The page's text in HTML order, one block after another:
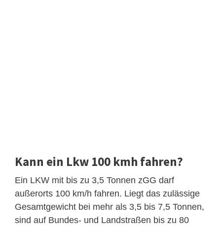
Kann ein Lkw 100 kmh fahren?
Ein LKW mit bis zu 3,5 Tonnen zGG darf
außerorts 100 km/h fahren. Liegt das zulässige
Gesamtgewicht bei mehr als 3,5 bis 7,5 Tonnen,
sind auf Bundes- und Landstraßen bis zu 80